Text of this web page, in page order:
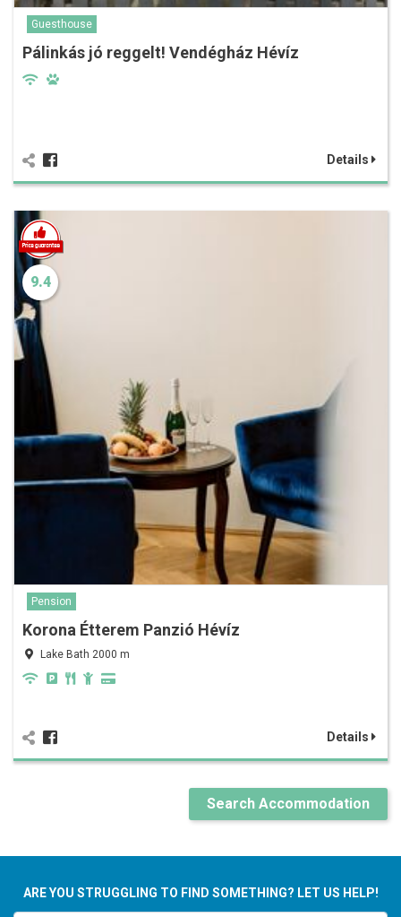
Guesthouse
Pálinkás jó reggelt! Vendégház Hévíz
Details
9.4
Pension
Korona Étterem Panzió Hévíz
Lake Bath 2000 m
Details
Search Accommodation
ARE YOU STRUGGLING TO FIND SOMETHING? LET US HELP!